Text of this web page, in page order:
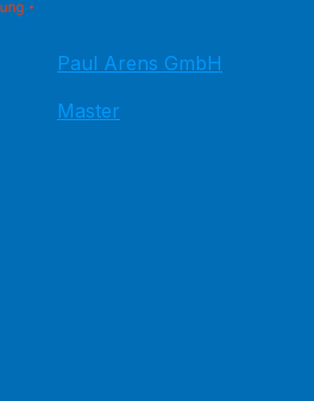
Paul Arens GmbH
Master